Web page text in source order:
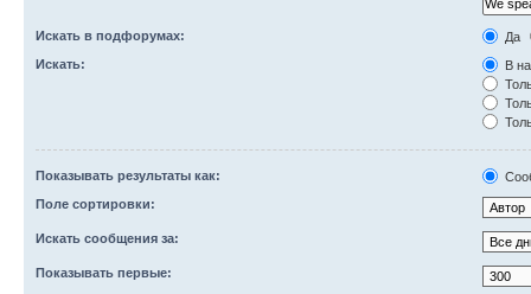
Искать в подфорумах:
Да
Искать:
В
Показывать результаты как:
Поле сортировки:
Искать сообщения за:
Показывать первые: